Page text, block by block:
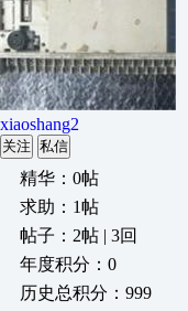
xiaoshang2
关注 私信
精华：0帖
求助：1帖
帖子：2帖 | 3回
年度积分：0
历史总积分：999